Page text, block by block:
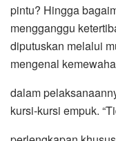
pintu? Hingga
mengganggu
diputuskan melalui
mengenal
dalam
kursi-kursi empuk.